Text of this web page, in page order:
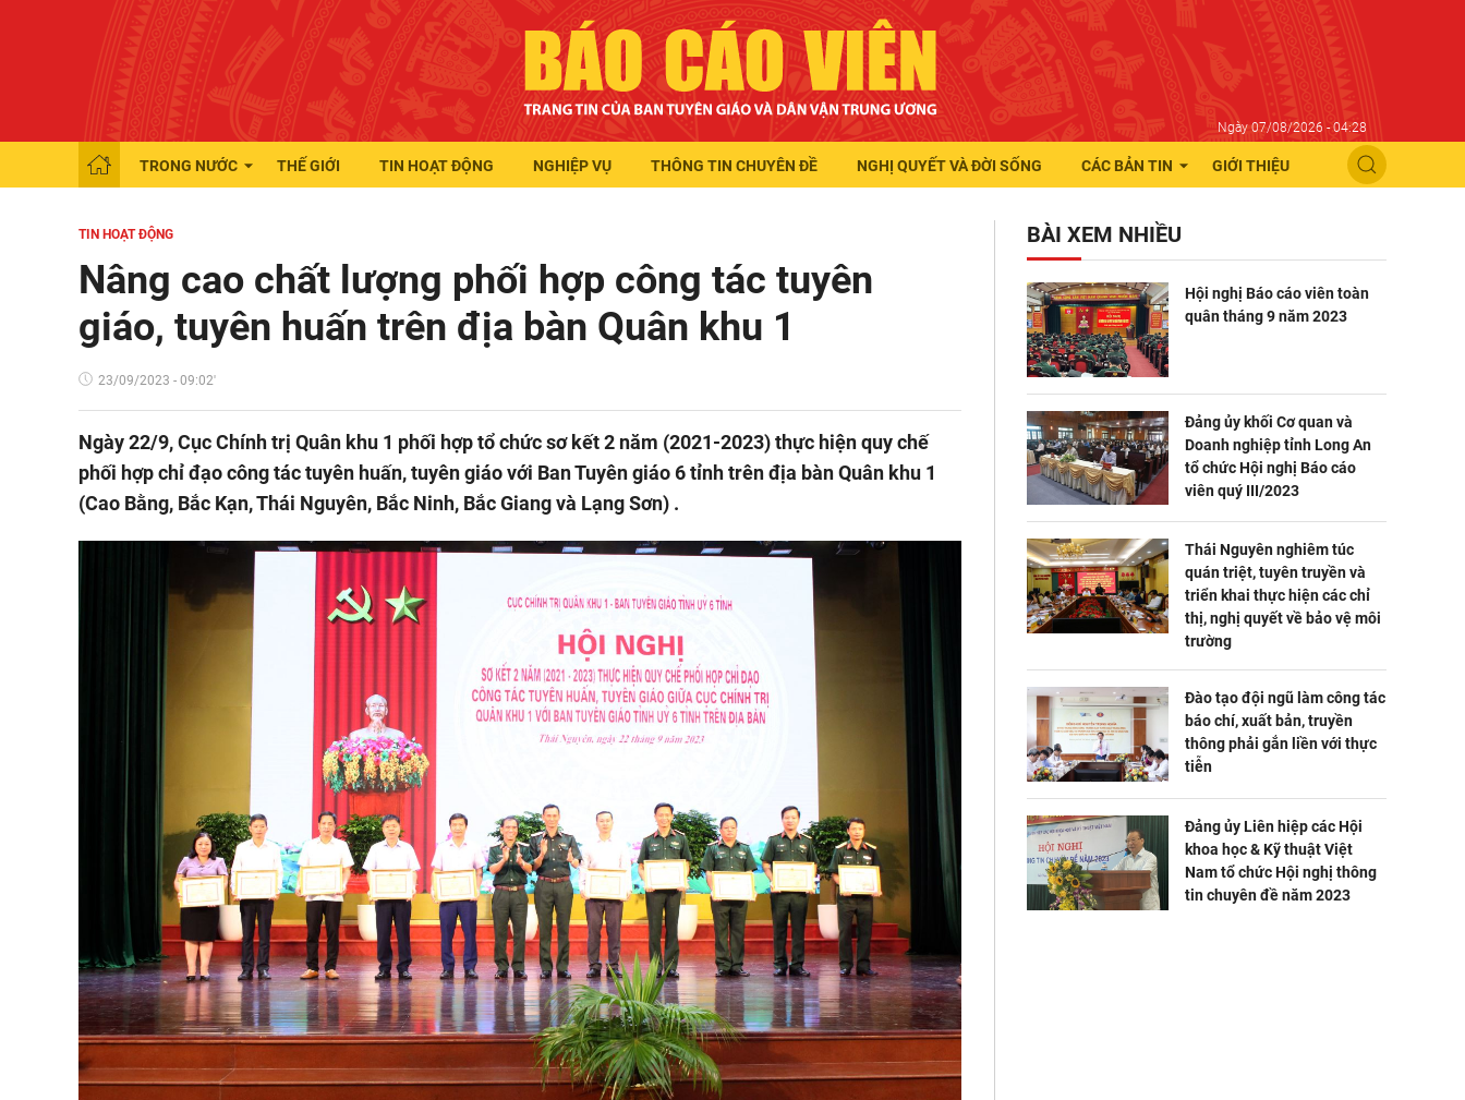
Ngày 07/08/2026 - 04:28
TRONG NƯỚC THẾ GIỚI TIN HOẠT ĐỘNG NGHIỆP VỤ THÔNG TIN CHUYÊN ĐỀ NGHỊ QUYẾT VÀ ĐỜI SỐNG CÁC BẢN TIN GIỚI THIỆU
TIN HOẠT ĐỘNG
Nâng cao chất lượng phối hợp công tác tuyên
giáo, tuyên huấn trên địa bàn Quân khu 1
23/09/2023 - 09:02'
Ngày 22/9, Cục Chính trị Quân khu 1 phối hợp tổ chức sơ kết 2 năm (2021-2023) thực hiện quy chế
phối hợp chỉ đạo công tác tuyên huấn, tuyên giáo với Ban Tuyên giáo 6 tỉnh trên địa bàn Quân khu 1
(Cao Bằng, Bắc Kạn, Thái Nguyên, Bắc Ninh, Bắc Giang và Lạng Sơn) .
BÀI XEM NHIỀU
Hội nghị Báo cáo viên toàn
quân tháng 9 năm 2023
Đảng ủy khối Cơ quan và
Doanh nghiệp tỉnh Long An
tổ chức Hội nghị Báo cáo
viên quý III/2023
Thái Nguyên nghiêm túc
quán triệt, tuyên truyền và
triển khai thực hiện các chỉ
thị, nghị quyết về bảo vệ môi
trường
Đào tạo đội ngũ làm công tác
báo chí, xuất bản, truyền
thông phải gắn liền với thực
tiễn
Đảng ủy Liên hiệp các Hội
khoa học & Kỹ thuật Việt
Nam tổ chức Hội nghị thông
tin chuyên đề năm 2023